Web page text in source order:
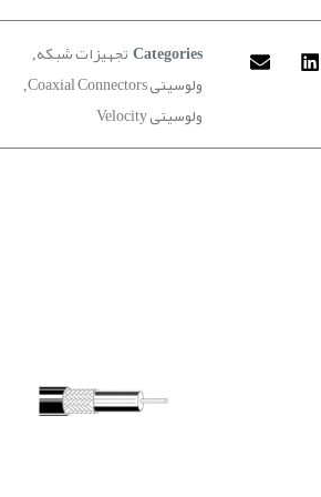
Categories تجهیزات شبکه
ولوسیتی Coaxial Connectors ,
ولوسیتی Velocity